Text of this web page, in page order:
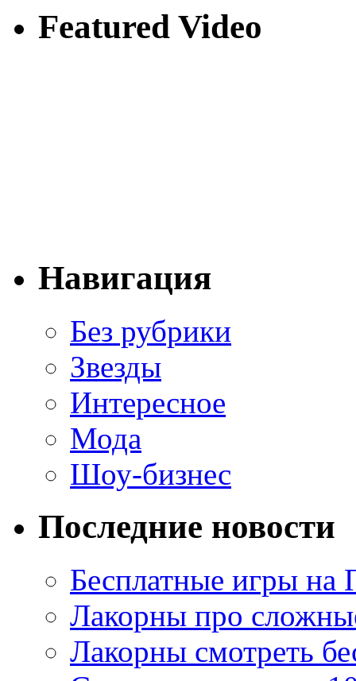
Featured Video
Навигация
Без рубрики
Звезды
Интересное
Мода
Шоу-бизнес
Последние новости
Бесплатные игры на
Лакорны про
Лакорны смотреть